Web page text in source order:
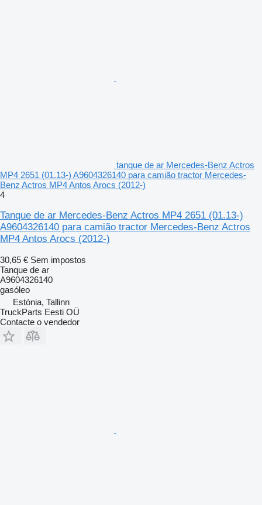
tanque de ar Mercedes-Benz Actros
MP4 2651 (01.13-) A9604326140 para camião tractor Mercedes-
Benz Actros MP4 Antos Arocs (2012-)
4
Tanque de ar Mercedes-Benz Actros MP4 2651 (01.13-)
A9604326140 para camião tractor Mercedes-Benz Actros
MP4 Antos Arocs (2012-)
30,65 € Sem impostos
Tanque de ar
A9604326140
gasóleo
Estónia, Tallinn
TruckParts Eesti OÜ
Contacte o vendedor